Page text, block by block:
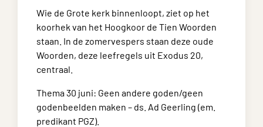
Wie de Grote kerk binnenloopt, ziet op het
koorhek van het Hoogkoor de Tien Woorden
staan. In de zomervespers staan deze oude
Woorden, deze leefregels uit Exodus 20,
centraal.
Thema 30 juni: Geen andere goden/geen
godenbeelden maken – ds. Ad Geerling (em.
predikant PGZ).